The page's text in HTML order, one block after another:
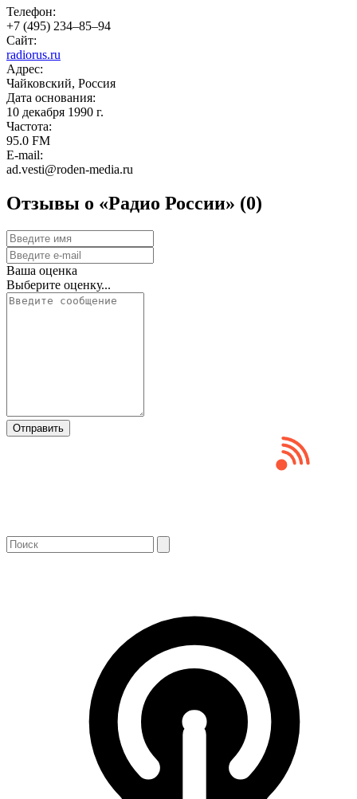
Телефон:
+7 (495) 234‒85‒94
Сайт:
radiorus.ru
Адрес:
Чайковский, Россия
Дата основания:
10 декабря 1990 г.
Частота:
95.0 FM
E-mail:
ad.vesti@roden-media.ru
Отзывы о «Радио России» (0)
Ваша оценка
Выберите оценку...
Отправить